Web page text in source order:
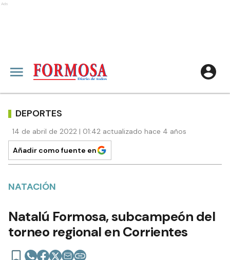
Ads
DEPORTES
14 de abril de 2022 | 01:42 actualizado hace 4 años
Añadir como fuente en
NATACIÓN
Natalú Formosa, subcampeón del
torneo regional en Corrientes